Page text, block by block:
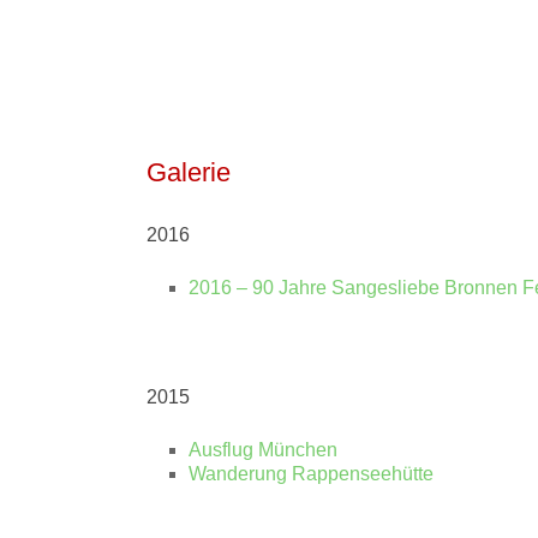
Galerie
2016
2016 – 90 Jahre Sangesliebe Bronnen
2015
Ausflug München
Wanderung Rappenseehütte